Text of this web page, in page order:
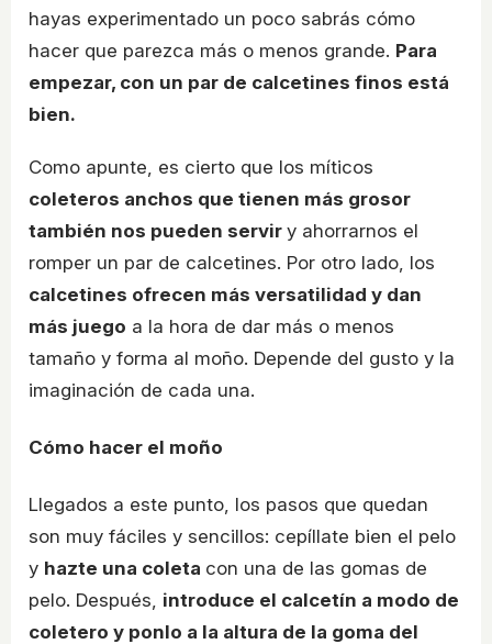
hayas experimentado un poco sabrás cómo
hacer que parezca más o menos grande. Para
empezar, con un par de calcetines finos está
bien.
Como apunte, es cierto que los míticos
coleteros anchos que tienen más grosor
también nos pueden servir y ahorrarnos el
romper un par de calcetines. Por otro lado, los
calcetines ofrecen más versatilidad y dan
más juego a la hora de dar más o menos
tamaño y forma al moño. Depende del gusto y la
imaginación de cada una.
Cómo hacer el moño
Llegados a este punto, los pasos que quedan
son muy fáciles y sencillos: cepíllate bien el pelo
y hazte una coleta con una de las gomas de
pelo. Después, introduce el calcetín a modo de
coletero y ponlo a la altura de la goma del